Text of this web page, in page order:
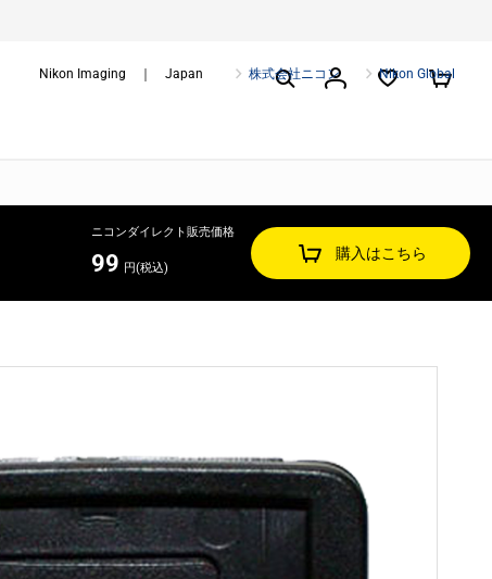
Nikon Imaging ｜ Japan 株式会社ニコン Nikon Global
ニコンダイレクト販売価格
99 円(税込)
購入はこちら